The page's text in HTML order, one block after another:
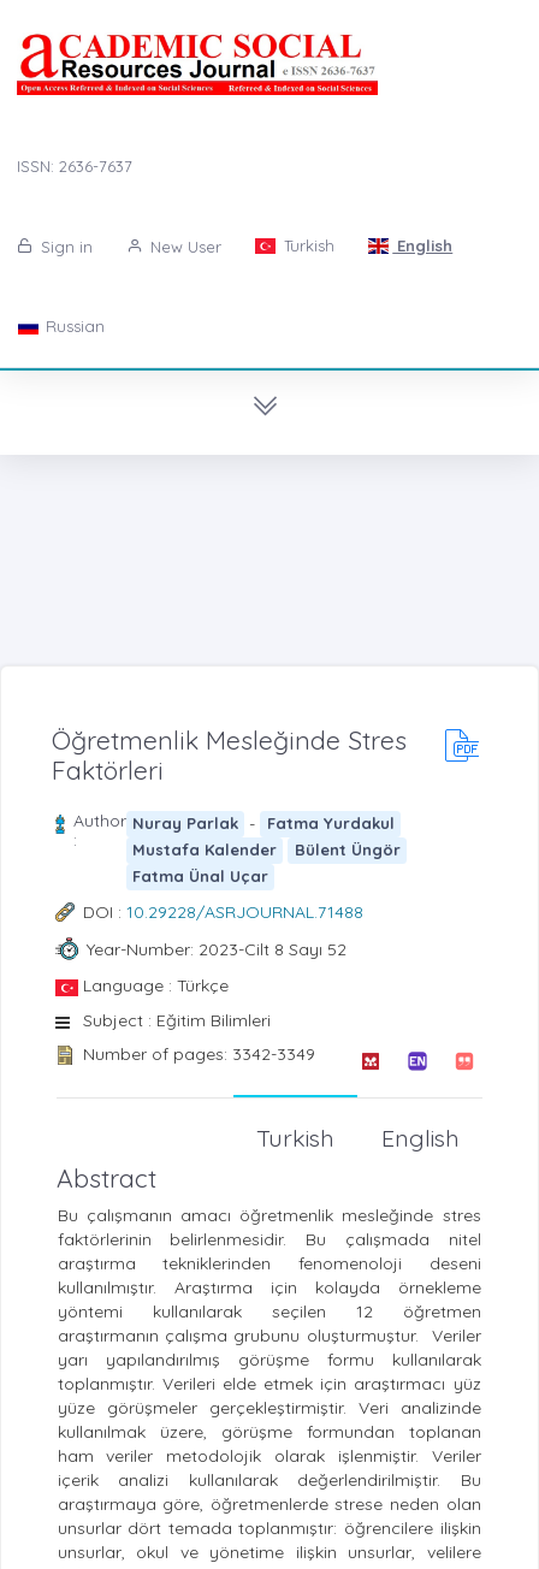
ISSN: 2636-7637
Sign in New User Turkish English
Russian
Öğretmenlik Mesleğinde Stres
Faktörleri
Author
:
Nuray Parlak -
Fatma Yurdakul
Mustafa Kalender
Bülent Üngör
Fatma Ünal Uçar
DOI : 10.29228/ASRJOURNAL.71488
Year-Number: 2023-Cilt 8 Sayı 52
Language : Türkçe
Subject : Eğitim Bilimleri
Number of pages: 3342-3349
English
Turkish
Abstract
Bu çalışmanın amacı öğretmenlik mesleğinde stres
faktörlerinin belirlenmesidir. Bu çalışmada nitel
araştırma tekniklerinden fenomenoloji deseni
kullanılmıştır. Araştırma için kolayda örnekleme
yöntemi kullanılarak seçilen 12 öğretmen
araştırmanın çalışma grubunu oluşturmuştur. Veriler
yarı yapılandırılmış görüşme formu kullanılarak
toplanmıştır. Verileri elde etmek için araştırmacı yüz
yüze görüşmeler gerçekleştirmiştir. Veri analizinde
kullanılmak üzere, görüşme formundan toplanan
ham veriler metodolojik olarak işlenmiştir. Veriler
içerik analizi kullanılarak değerlendirilmiştir. Bu
araştırmaya göre, öğretmenlerde strese neden olan
unsurlar dört temada toplanmıştır: öğrencilere ilişkin
unsurlar, okul ve yönetime ilişkin unsurlar, velilere